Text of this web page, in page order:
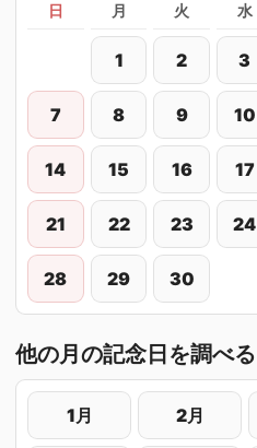
日 月 火 水
1 2 3
7 8 9 10
14 15 16 17
21 22 23 24
28 29 30
他の月の記念日を調べる
1月 2月